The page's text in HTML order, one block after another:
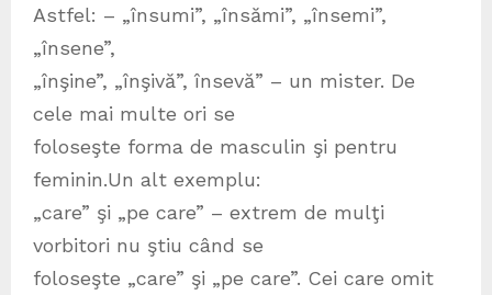
Astfel: – „însumi”, „însămi”, „însemi”,
„însene”,
„înşine”, „înşivă”, însevă” – un mister. De
cele mai multe ori se
foloseşte forma de masculin şi pentru
feminin.Un alt exemplu:
„care” şi „pe care” – extrem de mulţi
vorbitori nu ştiu când se
foloseşte „care” şi „pe care”. Cei care omit